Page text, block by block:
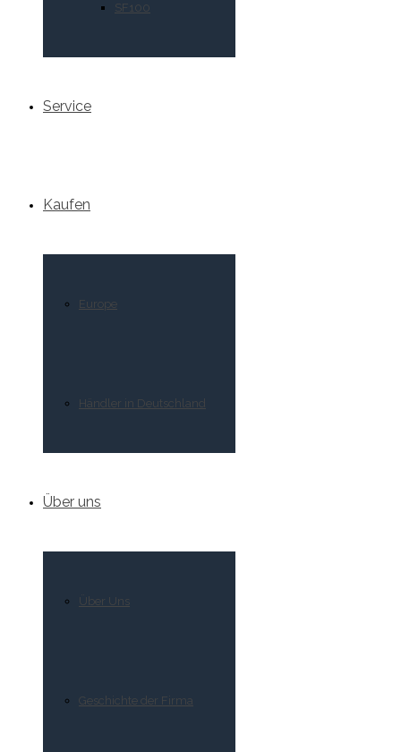
SF100
Service
Kaufen
Europe
Händler in Deutschland
Über uns
Über Uns
Geschichte der Firma